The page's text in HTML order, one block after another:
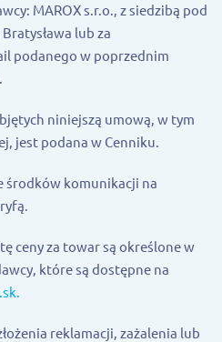
MAROX s.r.o., z siedzibą pod
lub za
podanego w poprzednim
niniejszą umową, w tym
jest podana w Cenniku.
środków komunikacji na
ceny za towar są określone w
które są dostępne na
reklamacji, zażalenia lub